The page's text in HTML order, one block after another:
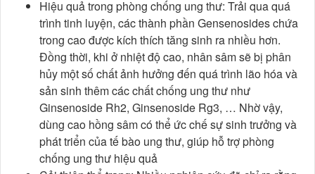
Hiệu quả trong phòng chống ung thư: Trải qua quá
trình tinh luyện, các thành phần Gensenosides chứa
trong cao được kích thích tăng sinh ra nhiều hơn.
Đồng thời, khi ở nhiệt độ cao, nhân sâm sẽ bị phân
hủy một số chất ảnh hưởng đến quá trình lão hóa và
sản sinh thêm các chất chống ung thư như
Ginsenoside Rh2, Ginsenoside Rg3, … Nhờ vậy,
dùng cao hồng sâm có thể ức chế sự sinh trưởng và
phát triển của tế bào ung thư, giúp hỗ trợ phòng
chống ung thư hiệu quả